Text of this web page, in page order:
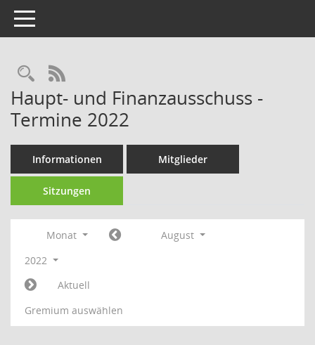
Toggle navigation
Rechercheauswahl
RSS-Feed
Haupt- und Finanzausschuss -
Termine 2022
Informationen Mitglieder
Sitzungen
Monat
August
2022
Aktuell
Gremium auswählen